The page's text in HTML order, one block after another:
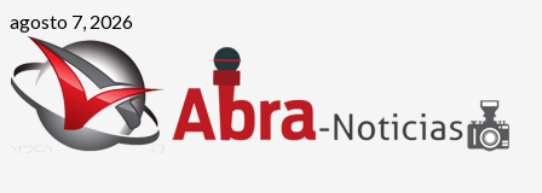
Saltar
contenido
agosto 7, 2026